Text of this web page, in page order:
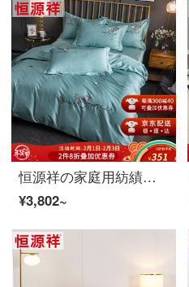
恒源祥の家庭用紡績ベッドの上に純綿60 sの綿の綿模様の全綿布団セット1.5/1.8メートルのダブルベッドセットのカラフルな果実(ティップブルー)1.8メートルのベッド/布団カバー220*240 cm
¥3,802~